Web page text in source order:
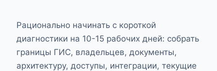
Рационально начинать с короткой
диагностики на 10-15 рабочих дней: собрать
границы ГИС, владельцев, документы,
архитектуру, доступы, интеграции, текущие